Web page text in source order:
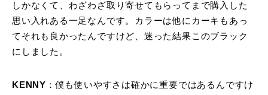
しかなくて、わざわざ取り寄せてもらってまで購入した
思い入れある一足なんです。カラーは他にカーキもあっ
てそれも良かったんですけど、迷った結果このブラック
にしました。
KENNY ：僕も使いやすさは確かに重要ではあるんですけ